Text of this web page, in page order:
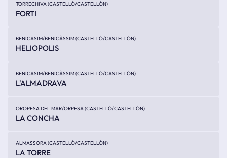
TORRECHIVA (CASTELLÓ/CASTELLÓN)
FORTI
BENICASIM/BENICÀSSIM (CASTELLÓ/CASTELLÓN)
HELIOPOLIS
BENICASIM/BENICÀSSIM (CASTELLÓ/CASTELLÓN)
L'ALMADRAVA
OROPESA DEL MAR/ORPESA (CASTELLÓ/CASTELLÓN)
LA CONCHA
ALMASSORA (CASTELLÓ/CASTELLÓN)
LA TORRE